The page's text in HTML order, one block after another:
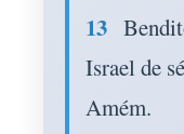
13
Israel de
Amém.